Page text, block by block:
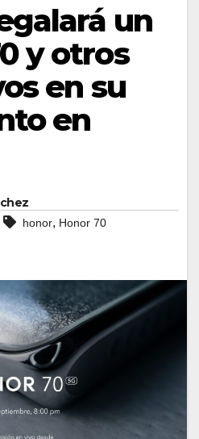
un
y otros
en su
en
honor, Honor 70